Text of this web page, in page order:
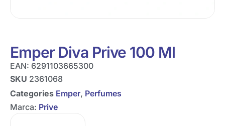
Emper Diva Prive 100 Ml
EAN: 6291103665300
SKU 2361068
Categories Emper, Perfumes
Marca: Prive